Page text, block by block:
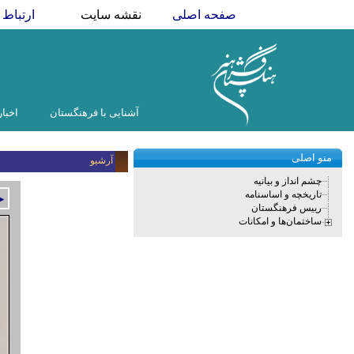
صفحه اصلی نقشه سایت
آشنایی با فرهنگستان
آرشیو منو اصلی
چشم انداز و بیانیه
تاریخچه و اساسنامه
رییس فرهنگستان
ساختمان‌ها و امکانات